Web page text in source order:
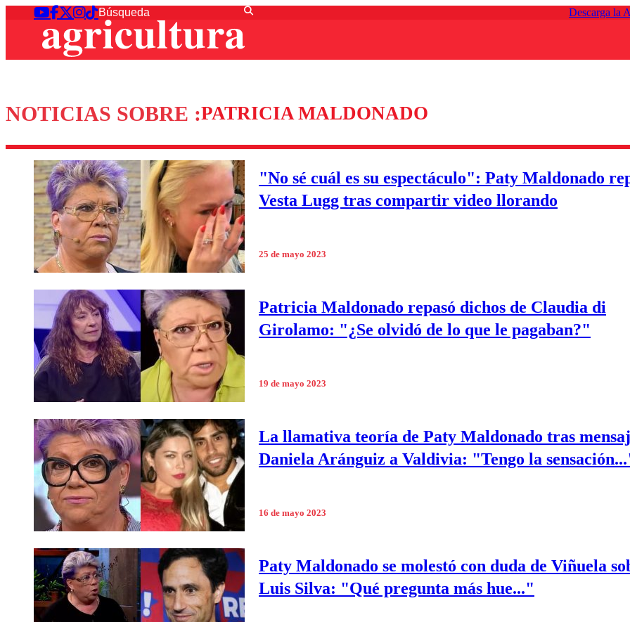
Descarga la
NOTICIAS SOBRE :PATRICIA MALDONADO
"No sé cuál es su espectáculo": Paty Maldonado
Vesta Lugg tras compartir video llorando
25 de mayo 2023
Patricia Maldonado repasó dichos de Claudia di
Girolamo: "¿Se olvidó de lo que le pagaban?"
19 de mayo 2023
La llamativa teoría de Paty Maldonado tras
Daniela Aránguiz a Valdivia: "Tengo la
16 de mayo 2023
Paty Maldonado se molestó con duda de Viñuela
Luis Silva: "Qué pregunta más hue..."